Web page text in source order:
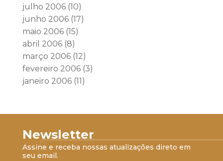
julho 2006(10)
junho 2006(17)
maio 2006(15)
abril 2006(8)
março 2006(12)
fevereiro 2006(3)
janeiro 2006(11)
Newsletter
Assine e receba nossas atualizações direto em
seu email.